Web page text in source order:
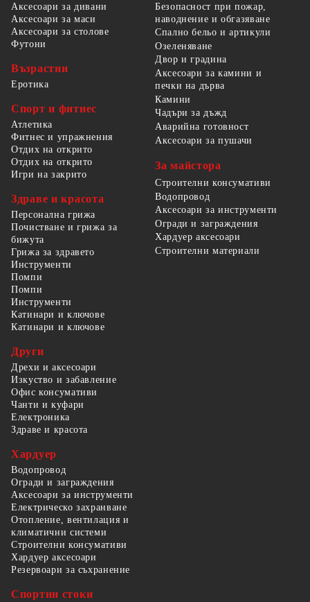
Аксесоари за дивани
Аксесоари за маси
Аксесоари за столове
Футони
Възрастни
Еротика
Спорт и фитнес
Атлетика
Фитнес и упражнения
Отдих на открито
Отдих на открито
Игри на закрито
Здраве и красота
Персонална грижа
Почистване и грижа за
бижута
Грижа за здравето
Безопасност при пожар,
наводнение и обгазяване
Спално бельо и артикули
Озеленяване
Двор и градина
Аксесоари за камини и
печки на дърва
Камини
Чадъри за дъжд
Аварийна готовност
Аксесоари за пушачи
За майстора
Строителни консумативи
Водопровод
Аксесоари за инструменти
Огради и заграждения
Хардуер аксесоари
Строителни материали
Инструменти
Помпи
Помпи
Инструменти
Катинари и ключове
Катинари и ключове
Други
Дрехи и аксесоари
Изкуство и забавление
Офис консумативи
Чанти и куфари
Електроника
Здраве и красота
Хардуер
Водопровод
Огради и заграждения
Аксесоари за инструменти
Електрическо захранване
Отопление, вентилация и
климатични системи
Строителни консумативи
Хардуер аксесоари
Резервоари за съхранение
Спортни стоки